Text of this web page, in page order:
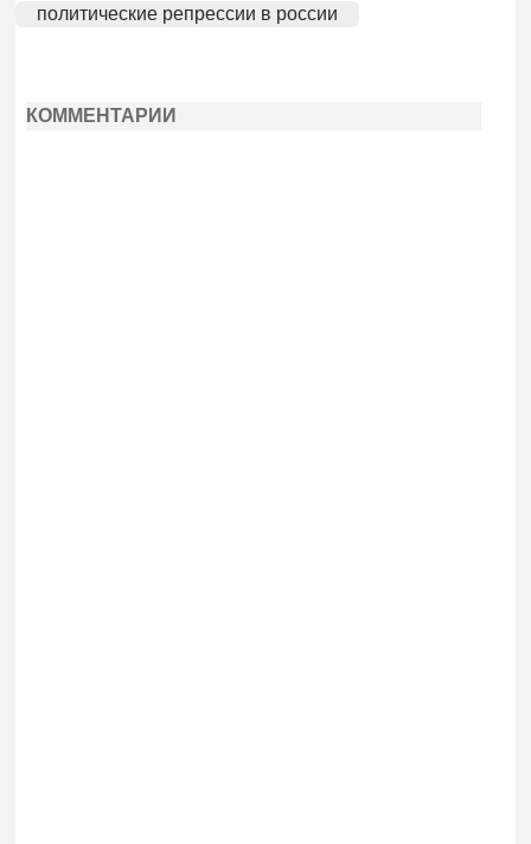
политические репрессии в россии
КОММЕНТАРИИ